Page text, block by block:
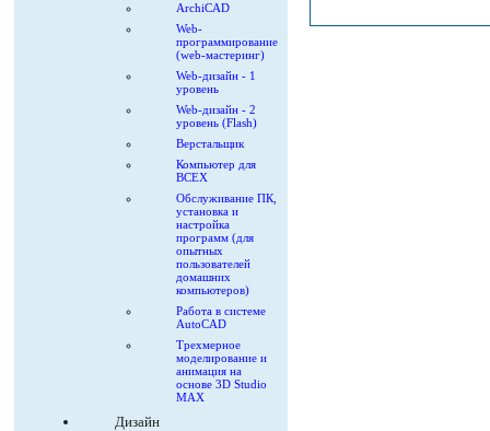
ArchiCAD
Web-
программирование
(web-мастеринг)
Web-дизайн - 1
уровень
Web-дизайн - 2
уровень (Flash)
Верстальщик
Компьютер для
ВСЕХ
Обслуживание ПК,
установка и
настройка
программ (для
опытных
пользователей
домашних
компьютеров)
Работа в системе
AutoCAD
Трехмерное
моделирование и
анимация на
основе 3D Studio
MAX
Дизайн